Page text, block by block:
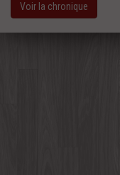
Voir la chronique